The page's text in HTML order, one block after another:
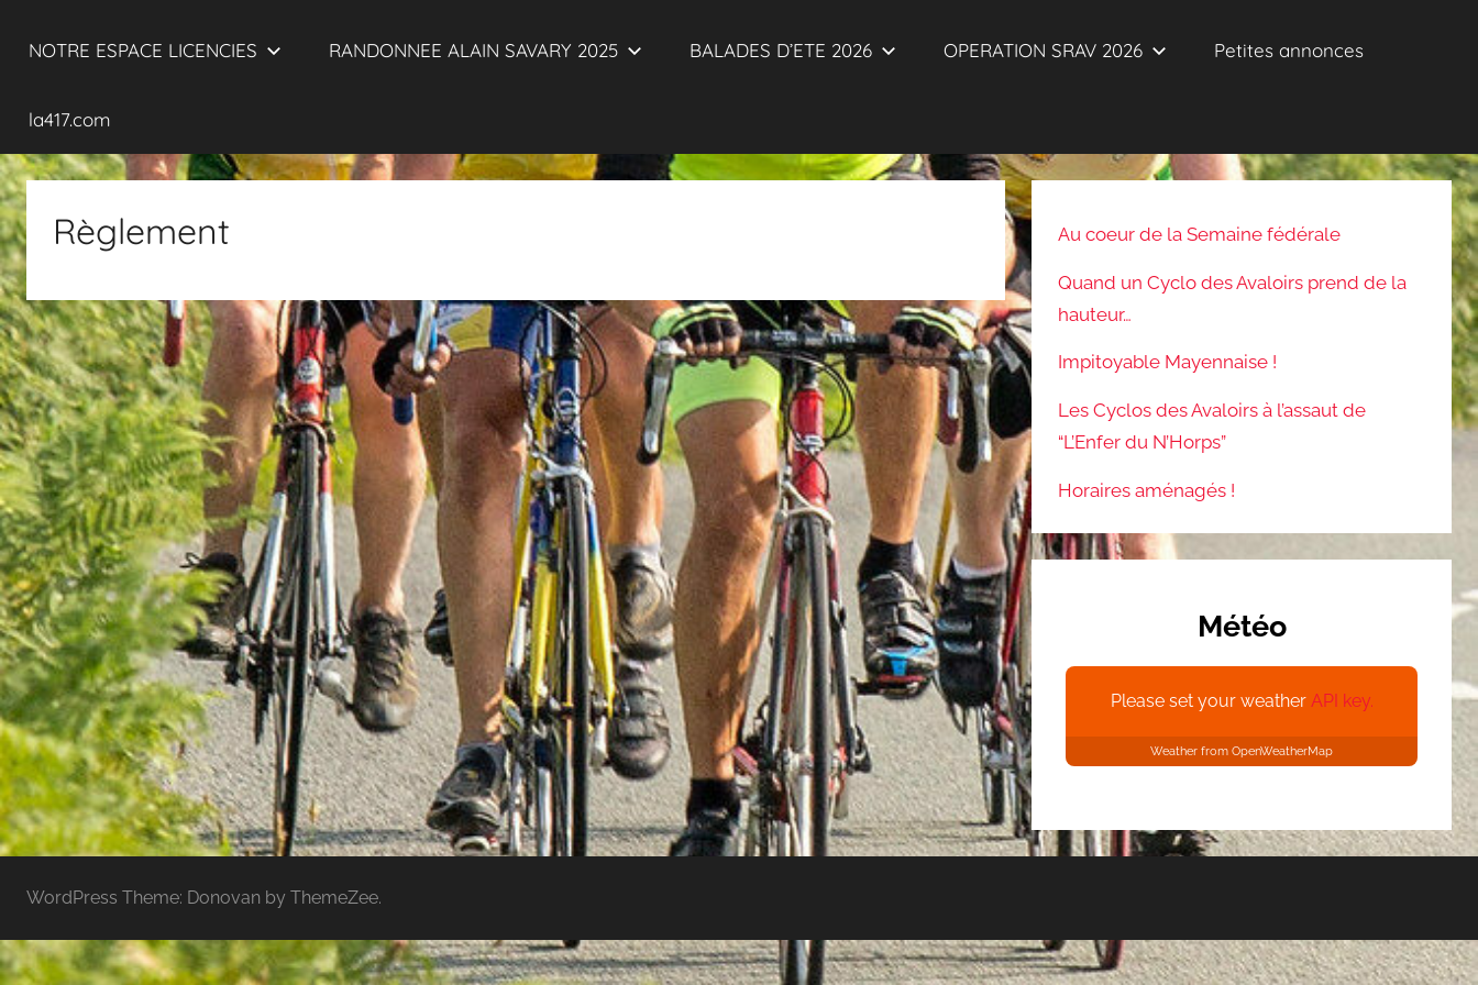
NOTRE ESPACE LICENCIES RANDONNEE ALAIN SAVARY 2025 BALADES D’ETE 2026 OPERATION SRAV 2026 Petites annonces
la417.com
Règlement Au coeur de la Semaine fédérale
Quand un Cyclo des Avaloirs prend de la
hauteur…
Impitoyable Mayennaise !
Les Cyclos des Avaloirs à l’assaut de
“L’Enfer du N’Horps”
Horaires aménagés !
Météo
Please set your weather API key.
Weather from OpenWeatherMap
WordPress Theme: Donovan by ThemeZee.